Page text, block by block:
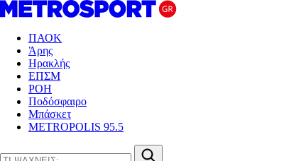
ΠΑΟΚ
Άρης
Ηρακλής
ΕΠΣΜ
ΡΟΗ
Ποδόσφαιρο
Μπάσκετ
METROPOLIS 95.5